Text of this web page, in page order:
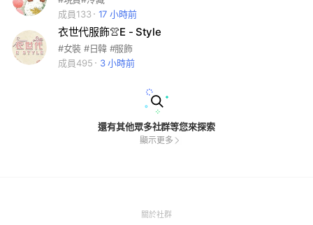
成員133
17 小時前
衣世代服飾👚E - Style
#女裝 #日韓 #服飾
成員495
3 小時前
還有其他眾多社群等您來探索
顯示更多
關於社群(Open